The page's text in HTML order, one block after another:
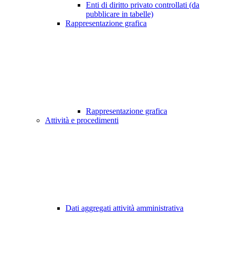
Enti di diritto privato controllati (da
pubblicare in tabelle)
Rappresentazione grafica
Rappresentazione grafica
Attività e procedimenti
Dati aggregati attività amministrativa